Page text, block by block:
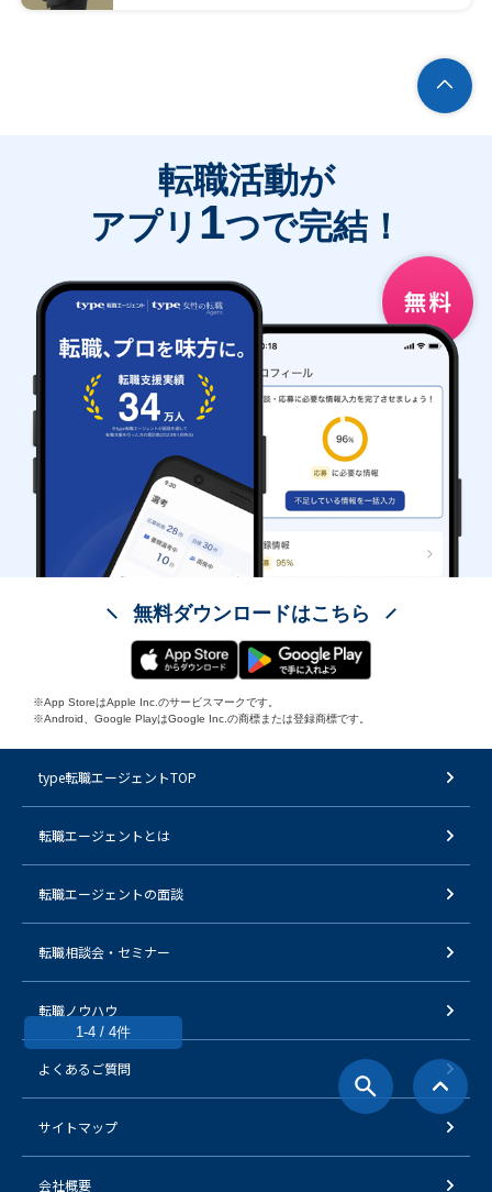
1-4 / 4件
転職活動が
アプリ 1つで完結！
無料ダウンロードはこちら
※App StoreはApple Inc.のサービスマークです。
※Android、Google PlayはGoogle Inc.の商標または登録商標です。
type転職エージェントTOP
転職エージェントとは
転職エージェントの面談
転職相談会・セミナー
転職ノウハウ
よくあるご質問
サイトマップ
会社概要